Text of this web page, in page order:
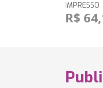
IMPRESSO
R$